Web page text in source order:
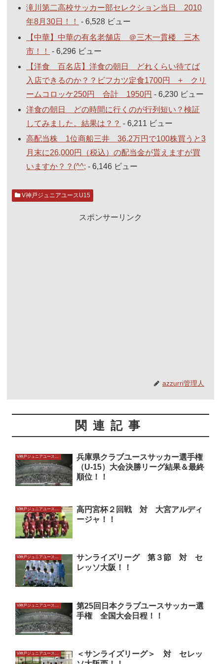
滝川第二高校サッカー部セレクション当日 2010
年8月30日！！
- 6,528 ビュー
【中華】中華の有名老舗店 ＠三木一貫楼 三木
市！！
- 6,296 ビュー
【洋食 百名店】洋食の朝日 どれくらい待てば
入店できるのか？？ビフカツ定食1700円 + クリ
ームコロッケ250円 合計 1950円 - 6,230 ビュー
洋食の朝日 どの時間に行くのが行列短い？検証
してみました。結果は？？ - 6,211 ビュー
高配当株 1位商船三井 36.2万円で100株買うと3
月末に26,000円（税込）の配当金が貰えますが買
いますか？？(^^; - 6,146 ビュー
V神戸ジュニアユースU15
スポンサーリンク
azzurri管理人
関連記事
兵庫県クラブユースサッカー選手権
（U-15）大会決勝リーグ結果＆最終
順位！！
高円宮杯２回戦 対 大宮アルディ
ージャ！！
V神戸ジュニアユースU15
サンライズリーグ 第３節 対 セ
レッソ大阪！！
V神戸ジュニアユースU15
第25回日本クラブユースサッカー選
手権 全国大会日程！！
V神戸ジュニアユースU15
＜サンライズリーグ＞ 対 セレッ